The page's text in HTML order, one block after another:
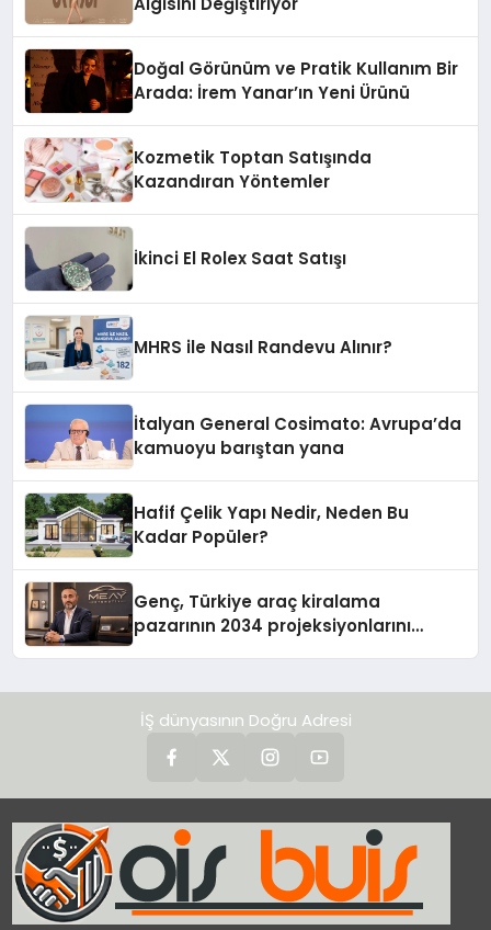
Doğal Görünüm ve Pratik Kullanım Bir
Arada: İrem Yanar’ın Yeni Ürünü
Kozmetik Toptan Satışında
Kazandıran Yöntemler
İkinci El Rolex Saat Satışı
MHRS ile Nasıl Randevu Alınır?
İtalyan General Cosimato: Avrupa’da
kamuoyu barıştan yana
Hafif Çelik Yapı Nedir, Neden Bu
Kadar Popüler?
Genç, Türkiye araç kiralama
pazarının 2034 projeksiyonlarını
İŞ dünyasının Doğru Adresi